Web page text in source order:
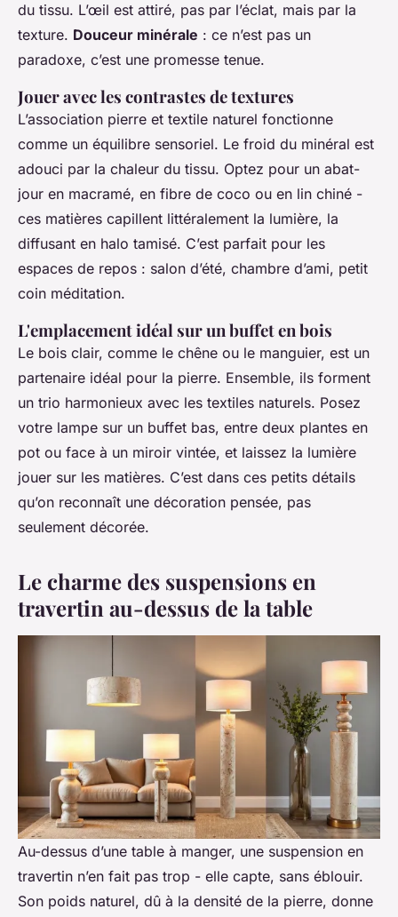
du tissu. L’œil est attiré, pas par l’éclat, mais par la
texture. Douceur minérale : ce n’est pas un
paradoxe, c’est une promesse tenue.
Jouer avec les contrastes de textures
L’association pierre et textile naturel fonctionne
comme un équilibre sensoriel. Le froid du minéral est
adouci par la chaleur du tissu. Optez pour un abat-
jour en macramé, en fibre de coco ou en lin chiné -
ces matières capillent littéralement la lumière, la
diffusant en halo tamisé. C’est parfait pour les
espaces de repos : salon d’été, chambre d’ami, petit
coin méditation.
L'emplacement idéal sur un buffet en bois
Le bois clair, comme le chêne ou le manguier, est un
partenaire idéal pour la pierre. Ensemble, ils forment
un trio harmonieux avec les textiles naturels. Posez
votre lampe sur un buffet bas, entre deux plantes en
pot ou face à un miroir vintée, et laissez la lumière
jouer sur les matières. C’est dans ces petits détails
qu’on reconnaît une décoration pensée, pas
seulement décorée.
Le charme des suspensions en
travertin au-dessus de la table
Au-dessus d’une table à manger, une suspension en
travertin n’en fait pas trop - elle capte, sans éblouir.
Son poids naturel, dû à la densité de la pierre, donne